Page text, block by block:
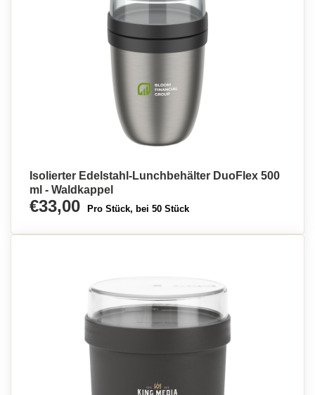
Isolierter Edelstahl-Lunchbehälter DuoFlex 500
ml - Waldkappel
€33,00 Pro Stück, bei 50 Stück